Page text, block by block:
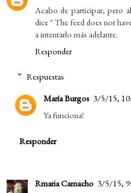
Acabo de participar, pero
dice " The feed does not
a intentarlo más adelante.
Responder
Respuestas
María Burgos 3/5/15,
Ya funciona!
Responder
Rmaria Camacho 3/5/15,